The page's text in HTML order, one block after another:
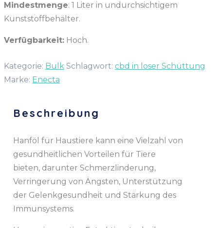
Mindestmenge: 1 Liter in undurchsichtigem
Kunststoffbehälter.
Verfügbarkeit: Hoch.
Kategorie: Bulk Schlagwort: cbd in loser Schüttung
Marke: Enecta
Beschreibung
Hanföl für Haustiere kann eine Vielzahl von
gesundheitlichen Vorteilen für Tiere
bieten, darunter Schmerzlinderung,
Verringerung von Ängsten, Unterstützung
der Gelenkgesundheit und Stärkung des
Immunsystems.